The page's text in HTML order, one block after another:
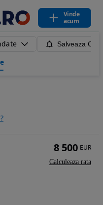
Vinde
acum
Salveaza
8 500 EUR
Calculeaza rata